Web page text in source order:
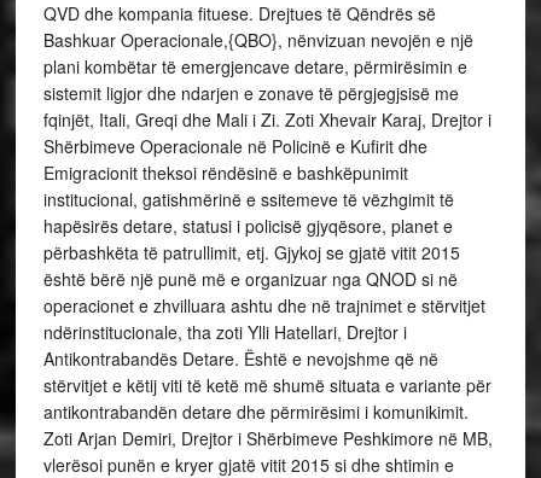
QVD dhe kompania fituese. Drejtues të Qëndrës së
Bashkuar Operacionale,{QBO}, nënvizuan nevojën e një
plani kombëtar të emergjencave detare, përmirësimin e
sistemit ligjor dhe ndarjen e zonave të përgjegjsisë me
fqinjët, Itali, Greqi dhe Mali i Zi. Zoti Xhevair Karaj, Drejtor i
Shërbimeve Operacionale në Policinë e Kufirit dhe
Emigracionit theksoi rëndësinë e bashkëpunimit
institucional, gatishmërinë e ssitemeve të vëzhgimit të
hapësirës detare, statusi i policisë gjyqësore, planet e
përbashkëta të patrullimit, etj. Gjykoj se gjatë vitit 2015
është bërë një punë më e organizuar nga QNOD si në
operacionet e zhvilluara ashtu dhe në trajnimet e stërvitjet
ndërinstitucionale, tha zoti Ylli Hatellari, Drejtor i
Antikontrabandës Detare. Është e nevojshme që në
stërvitjet e këtij viti të ketë më shumë situata e variante për
antikontrabandën detare dhe përmirësimi i komunikimit.
Zoti Arjan Demiri, Drejtor i Shërbimeve Peshkimore në MB,
vlerësoi punën e kryer gjatë vitit 2015 si dhe shtimin e